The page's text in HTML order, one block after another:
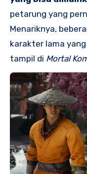
petarung yang
Menariknya,
karakter lama
tampil di Mortal